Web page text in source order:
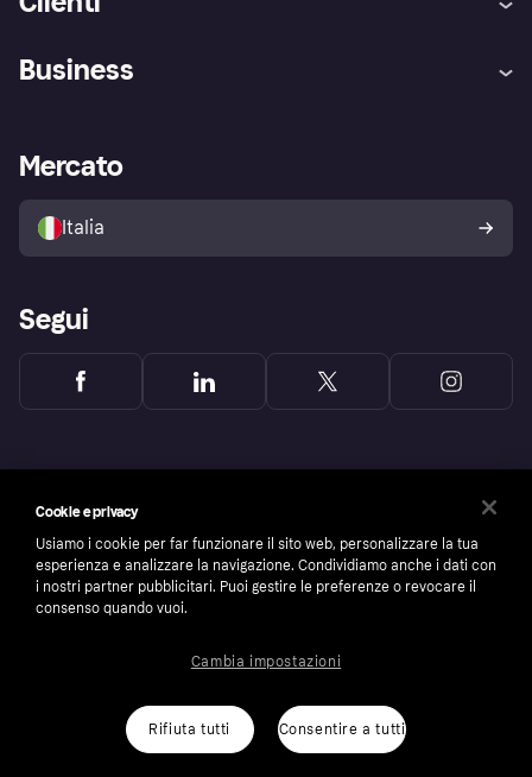
Assistenza
Esplora i negozi
Politica di protezione
dell'acquirente Klarna
Business
Accesso aziende
Mercato
Italia
Segui
number: 556737-0431
Cookies Klarna.com
Cookie e privacy
Usiamo i cookie per far funzionare il sito web, personalizzare la tua
esperienza e analizzare la navigazione. Condividiamo anche i dati con
i nostri partner pubblicitari. Puoi gestire le preferenze o revocare il
consenso quando vuoi.
Rifiuta tutti Consentire a tutti
Cambia impostazioni